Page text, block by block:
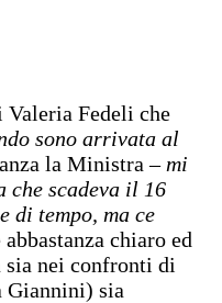
Valeria Fedeli che
sono arrivata al
la Ministra –mi
che scadeva il 16
di tempo, ma ce
chiaro ed
sia nei confronti di
Giannini) sia